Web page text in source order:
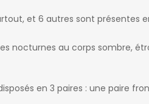
et 6 autres sont présentes
nocturnes au corps sombre,
en 3 paires : une paire